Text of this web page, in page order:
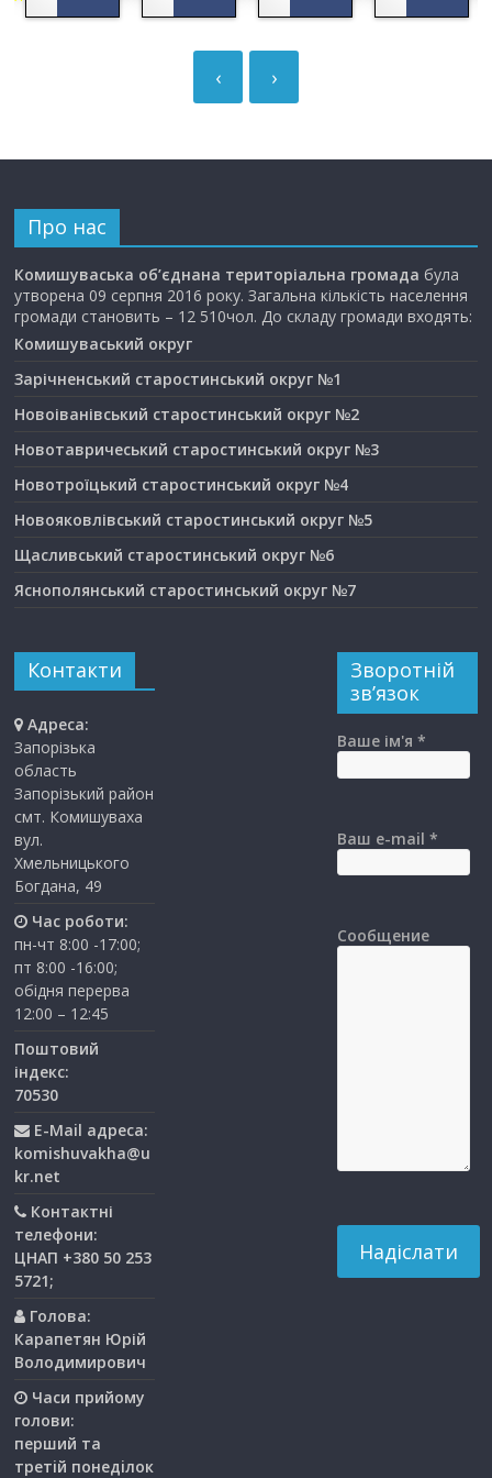
›
‹
Про нас
Комишуваська об’єднана територіальна громада була
утворена 09 серпня 2016 року. Загальна кількість населення
громади становить – 12 510чол. До складу громади входять:
Комишуваський округ
Зарічненський старостинський округ №1
Новоіванівський старостинський округ №2
Новотавричеський старостинський округ №3
Новотроїцький старостинський округ №4
Новояковлівський старостинський округ №5
Щасливський старостинський округ №6
Яснополянський старостинський округ №7
Контакти
Адреса:
Запорізька
область
Запорізький район
смт. Комишуваха
вул.
Хмельницького
Богдана, 49
Час роботи:
пн-чт 8:00 -17:00;
пт 8:00 -16:00;
обідня перерва
12:00 – 12:45
Поштовий
індекс:
70530
E-Mail адреса:
komishuvakha@u
kr.net
Контактні
телефони:
ЦНАП +380 50 253
5721;
Голова:
Карапетян Юрій
Володимирович
Часи прийому
голови:
перший та
третiй понедiлок
Зворотній
зв’язок
Ваше ім'я *
Ваш e-mail *
Сообщение